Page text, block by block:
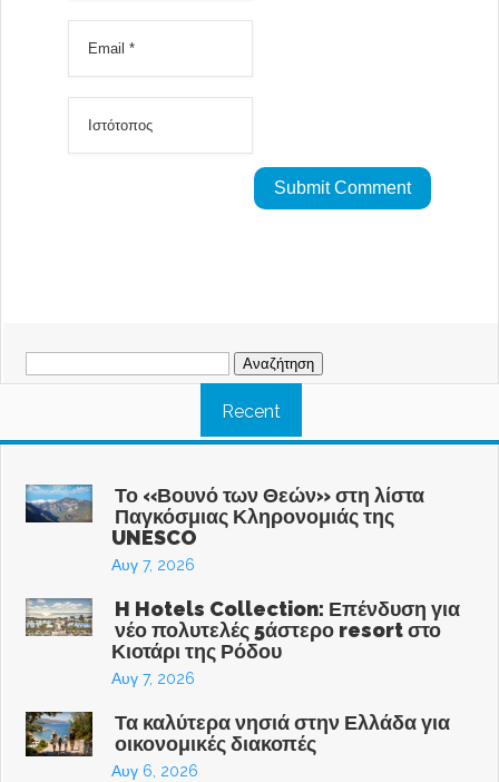
Αναζήτηση
για:
Recent
Το «Βουνό των Θεών» στη λίστα
Παγκόσμιας Κληρονομιάς της
UNESCO
Αυγ 7, 2026
H Hotels Collection: Επένδυση για
νέο πολυτελές 5άστερο resort στο
Κιοτάρι της Ρόδου
Αυγ 7, 2026
Τα καλύτερα νησιά στην Ελλάδα για
οικονομικές διακοπές
Αυγ 6, 2026